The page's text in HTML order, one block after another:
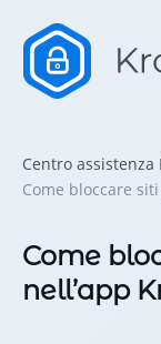
Centro assistenza
Come bloccare
Come
nell’app